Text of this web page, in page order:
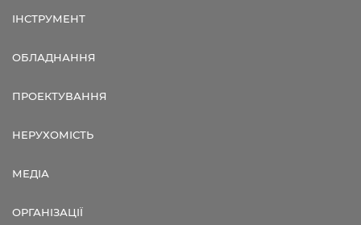
ІНСТРУМЕНТ
ОБЛАДНАННЯ
ПРОЕКТУВАННЯ
НЕРУХОМІСТЬ
МЕДІА
ОРГАНІЗАЦІЇ